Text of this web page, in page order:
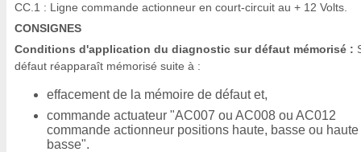
CC.1 : Ligne commande actionneur en court-circuit au + 12 Volts.
CONSIGNES
Conditions d'application du diagnostic sur défaut mémorisé :
défaut réapparaît mémorisé suite à :
effacement de la mémoire de défaut et,
commande actuateur "AC007 ou AC008 ou AC012
commande actionneur positions haute, basse ou haute
basse".